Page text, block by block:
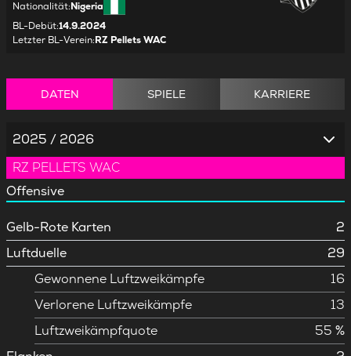
Nationalität:Nigeria
BL-Debüt:14.9.2024
Letzter BL-Verein:RZ Pellets WAC
DATEN SPIELE KARRIERE
2025 / 2026
RZ PELLETS WAC
Offensive
Gelb-Rote Karten
2
Luftduelle
29
Gewonnene Luftzweikämpfe
16
Verlorene Luftzweikämpfe
13
Luftzweikämpfquote
55 %